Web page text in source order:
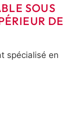
SOUS
DE
spécialisé en